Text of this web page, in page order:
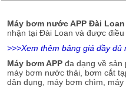
Máy bơm nước APP Đài Loan
nhận tại Đài Loan và được điều
>>>Xem thêm bảng giá đầy đủ
Máy bơm APP đa dạng về sản
máy bơm nước thải, bơm cắt
dân dụng, máy bơm chìm,